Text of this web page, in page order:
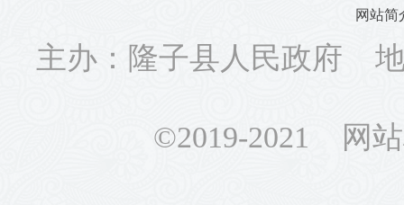
网站简
主办：隆子县人民政府
©2019-2021 网